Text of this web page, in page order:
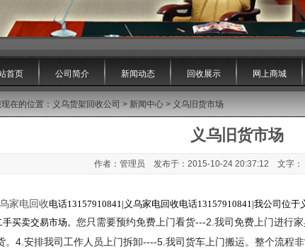
在的位置： 义乌货架回收公司 > 新闻中心 > 义乌旧货市场
首页 公司简介 新闻动态 回收展示 网上商城
义乌旧货市场
作者：管理员 发布于：2015-10-24 20:37:12 文字：
家电回收电话13157910841|义乌家电回收电话13157910841|我公司位
买卖交易市场。 您只需要预约免费上门看货---2.我司免费上门进行
。4.安排我司工作人员上门拆卸----5.我司货车上门搬运。整个流程